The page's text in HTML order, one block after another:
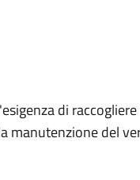
di
manutenzione del